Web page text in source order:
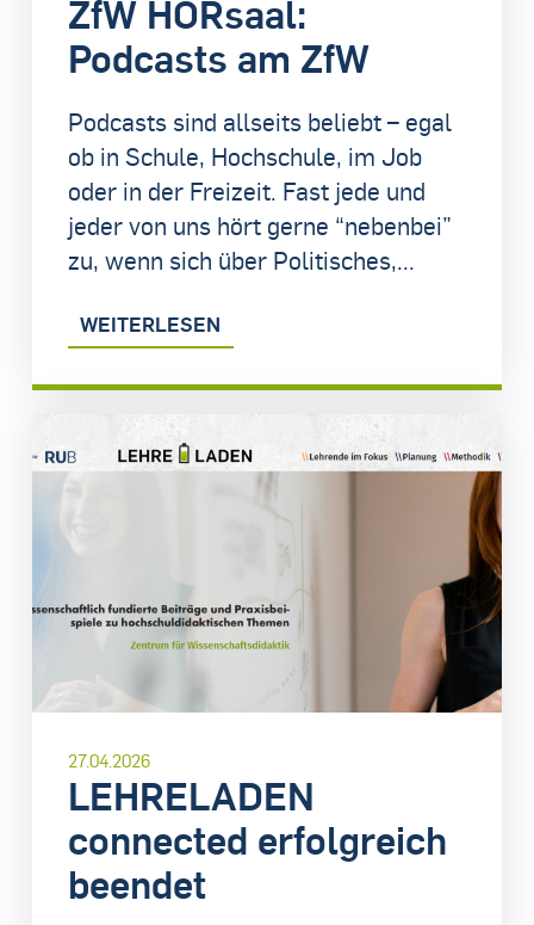
ZfW HÖRsaal:
Podcasts am ZfW
Podcasts sind allseits beliebt – egal
ob in Schule, Hochschule, im Job
oder in der Freizeit. Fast jede und
jeder von uns hört gerne “nebenbei”
zu, wenn sich über Politisches,...
WEITERLESEN
27.04.2026
LEHRELADEN
connected erfolgreich
beendet